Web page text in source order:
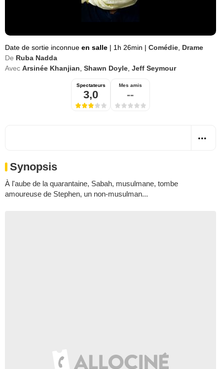
Date de sortie inconnue en salle | 1h 26min | Comédie Drame
De Ruba Nadda
Avec Arsinée Khanjian Shawn Doyle Jeff Seymour
Spectateurs
3,0
Mes amis
--
Synopsis
À l'aube de la quarantaine, Sabah, musulmane, tombe
amoureuse de Stephen, un non-musulman...